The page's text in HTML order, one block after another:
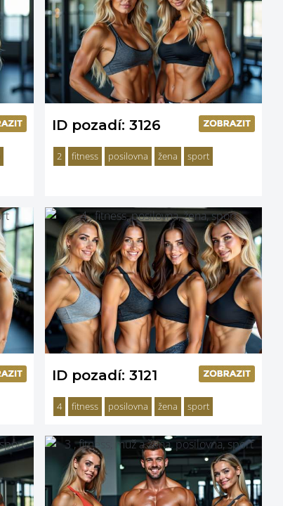
ID pozadí: 3126
2 fitness posilovna žena sport
ID pozadí: 3121
4 fitness posilovna žena sport